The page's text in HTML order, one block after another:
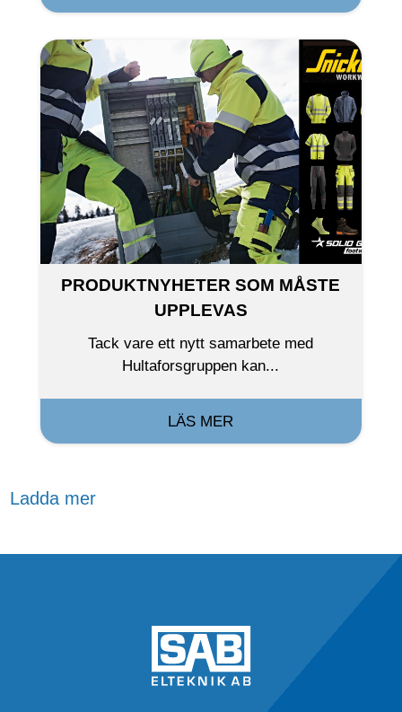
PRODUKTNYHETER SOM MÅSTE
UPPLEVAS
Tack vare ett nytt samarbete med
Hultaforsgruppen kan...
LÄS MER
Ladda mer